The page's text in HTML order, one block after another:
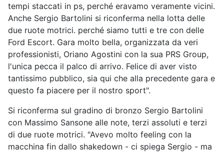
tempi staccati in ps, perché eravamo veramente vicini.
Anche Sergio Bartolini si riconferma nella lotta delle
due ruote motrici. perché siamo tutti e tre con delle
Ford Escort. Gara molto bella, organizzata da veri
professionisti, Oriano Agostini con la sua PRS Group,
l'unica pecca il palco di arrivo. Felice di aver visto
tantissimo pubblico, sia qui che alla precedente gara e
questo fa piacere per il nostro sport".
Si riconferma sul gradino di bronzo Sergio Bartolini
con Massimo Sansone alle note, terzi assoluti e terzi
di due ruote motrici. "Avevo molto feeling con la
macchina fin dallo shakedown - ci spiega Sergio - ma